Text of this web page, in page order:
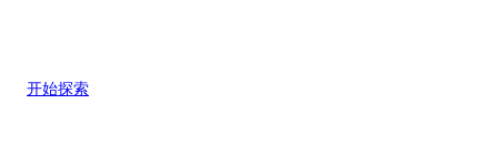
开始探索